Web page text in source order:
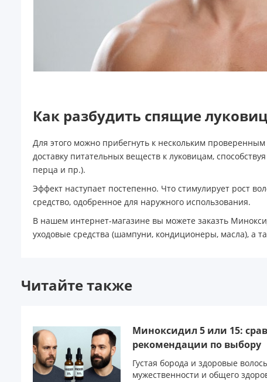
Как разбудить спящие
Для этого можно прибегнуть к нескольким
доставку питательных веществ к луковицам,
перца и пр.).
Эффект наступает постепенно. Что стимулирует рост
средство, одобренное для наружного использования.
В нашем интернет-магазине вы можете заказть
уходовые средства (шампуни, кондиционеры, масла), а
Читайте также
Миноксидил 5 или 15:
рекомендации по выбору
Густая борода и здоровые
мужественности и общего